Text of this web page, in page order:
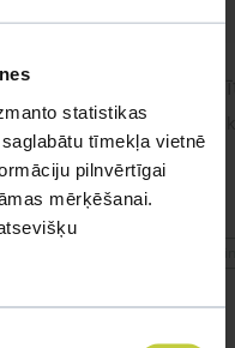
statistikas
tīmekļa vietnē
pilnvērtīgai
mērķēšanai.
jau ir
dienā,